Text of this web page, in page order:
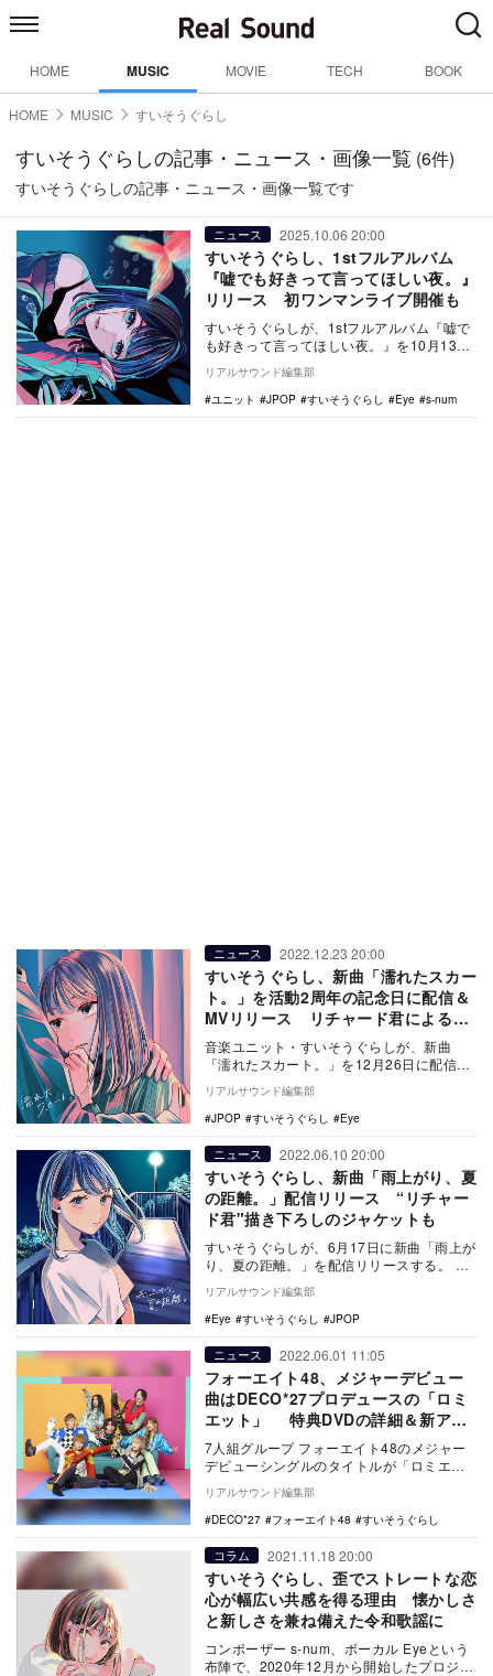
HOME MUSIC MOVIE TECH BOOK
HOME MUSIC すいそうぐらし
すいそうぐらしの記事・ニュース・画像一覧 (6件)
すいそうぐらしの記事・ニュース・画像一覧です
ニュース 2025.10.06 20:00
すいそうぐらし、1stフルアルバム
『嘘でも好きって言ってほしい夜。』
リリース 初ワンマンライブ開催も
すいそうぐらしが、1stフルアルバム『嘘で
も好きって言ってほしい夜。』を10月13日
にCDリリース、10月14日に配信リリース
す…
リアルサウンド編集部
ユニット
JPOP すいそうぐらし Eye s-num
ニュース 2022.12.23 20:00
すいそうぐらし、新曲「濡れたスカー
ト。」を活動2周年の記念日に配信＆
MVリリース リチャード君によるア
ートワーク公開も
音楽ユニット・すいそうぐらしが、新曲
「濡れたスカート。」を12月26日に配信リ
リースする。あわせて、同日20時からはMV
のプレミ…
リアルサウンド編集部
JPOP
すいそうぐらし Eye
ニュース 2022.06.10 20:00
すいそうぐらし、新曲「雨上がり、夏
の距離。」配信リリース “リチャー
ド君"描き下ろしのジャケットも
すいそうぐらしが、6月17日に新曲「雨上が
り、夏の距離。」を配信リリースする。
本楽曲は、“募る想い”を伝えたくても伝えら
れ…
リアルサウンド編集部
Eye
すいそうぐらし JPOP
ニュース 2022.06.01 11:05
フォーエイト48、メジャーデビュー
曲はDECO*27プロデュースの「ロミ
エット」 特典DVDの詳細＆新アー
写も公開
7人組グループ フォーエイト48のメジャー
デビューシングルのタイトルが「ロミエッ
ト」に決定。作詞曲は、サウンドプロデュ
ーサーのD…
リアルサウンド編集部
DECO*27
フォーエイト48 すいそうぐらし
コラム 2021.11.18 20:00
すいそうぐらし、歪でストレートな恋
心が幅広い共感を得る理由 懐かしさ
と新しさを兼ね備えた令和歌謡に
コンポーザー s-num、ボーカル Eyeという
布陣で、2020年12月から開始したプロジェ